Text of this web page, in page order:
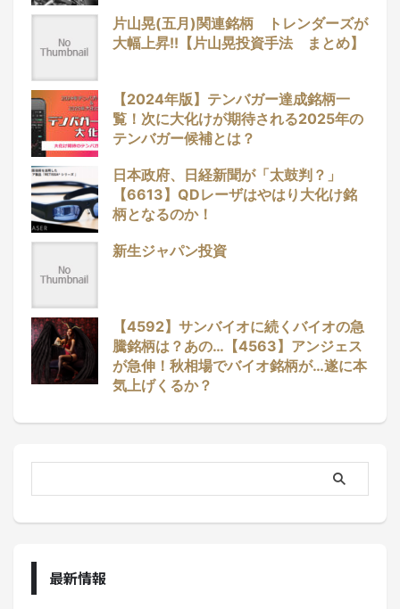
片山晃(五月)関連銘柄 トレンダーズが
大幅上昇!!【片山晃投資手法 まとめ】
【2024年版】テンバガー達成銘柄一
覧！次に大化けが期待される2025年の
テンバガー候補とは？
日本政府、日経新聞が「太鼓判？」
【6613】QDレーザはやはり大化け銘
柄となるのか！
新生ジャパン投資
【4592】サンバイオに続くバイオの急
騰銘柄は？あの…【4563】アンジェス
が急伸！秋相場でバイオ銘柄が…遂に本
気上げくるか？
最新情報